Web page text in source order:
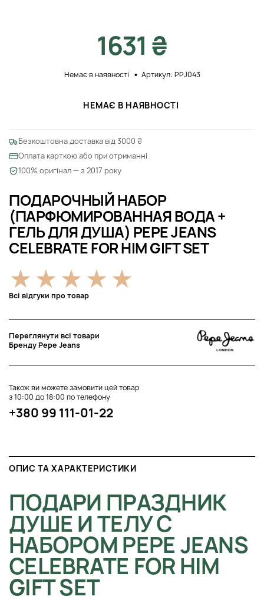
ПОДАРОЧНЫЙ НАБОР
(ПАРФЮМИРОВАННАЯ ВОДА +
ГЕЛЬ ДЛЯ ДУША) PEPE JEANS
CELEBRATE FOR HIM GIFT SET
Всі відгуки про товар
Переглянути всі товари
Бренду Pepe Jeans
Також ви можете замовити цей товар
з 10:00 до 18:00 по телефону
+380 99 111-01-22
1631 ₴
Немає в наявності Артикул: PPJ043
НЕМАЄ В НАЯВНОСТІ
Безкоштовна доставка від 3000 ₴
Оплата карткою або при отриманні
100% оригінал — з 2017 року
ОПИС ТА ХАРАКТЕРИСТИКИ
ПОДАРИ ПРАЗДНИК
ДУШЕ И ТЕЛУ С
НАБОРОМ PEPE JEANS
CELEBRATE FOR HIM
GIFT SET